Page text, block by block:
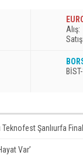
A lış:
Satış
Şanlıurfa Finalinde
Var’